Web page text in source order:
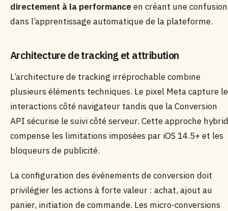
directement à la performanceen créant une confusion
dans l’apprentissage automatique de la plateforme.
Architecture de tracking et attribution
L’architecture de tracking irréprochable combine
plusieurs éléments techniques. Le pixel Meta capture
interactions côté navigateur tandis que la Conversion
API sécurise le suivi côté serveur. Cette approche
compense les limitations imposées par iOS 14.5+ et les
bloqueurs de publicité.
La configuration des événements de conversion doit
privilégier les actions à forte valeur : achat, ajout au
panier, initiation de commande. Les micro-conversions